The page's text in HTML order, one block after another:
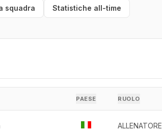
squadra Statistiche all-time
PAESE RUOLO
ALLENATORE